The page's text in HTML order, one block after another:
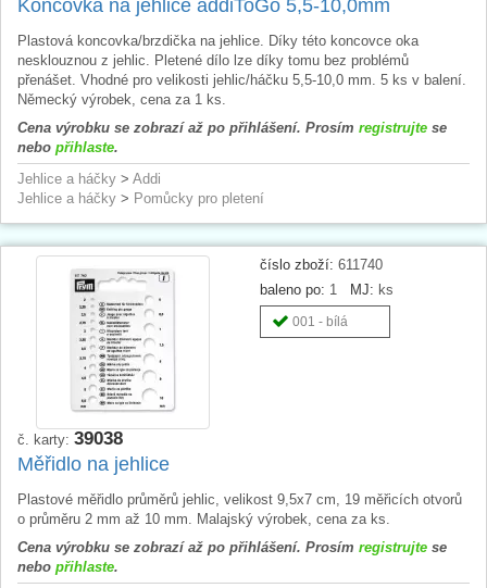
Koncovka na jehlice addiToGo 5,5-10,0mm
Plastová koncovka/brzdička na jehlice. Díky této koncovce oka
nesklouznou z jehlic. Pletené dílo lze díky tomu bez problémů
přenášet. Vhodné pro velikosti jehlic/háčku 5,5-10,0 mm. 5 ks v balení.
Německý výrobek, cena za 1 ks.
Cena výrobku se zobrazí až po přihlášení. Prosím registrujte se
nebo přihlaste.
Jehlice a háčky > Addi
Jehlice a háčky > Pomůcky pro pletení
číslo zboží: 611740
baleno po: 1 MJ: ks
001 - bílá
č. karty: 39038
Měřidlo na jehlice
Plastové měřidlo průměrů jehlic, velikost 9,5x7 cm, 19 měřicích otvorů
o průměru 2 mm až 10 mm. Malajský výrobek, cena za ks.
Cena výrobku se zobrazí až po přihlášení. Prosím registrujte se
nebo přihlaste.